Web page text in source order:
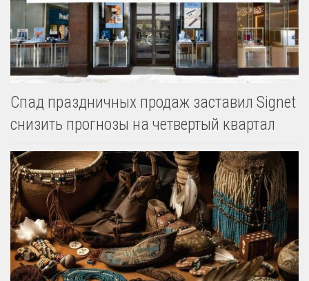
Спад праздничных продаж заставил Signet
снизить прогнозы на четвертый квартал